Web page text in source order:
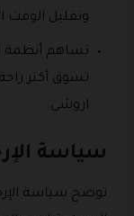
وتقليل الوقت
تساهم أنظمة
تسوق أكثر
اروشي.
سياسة
توضح سياسة